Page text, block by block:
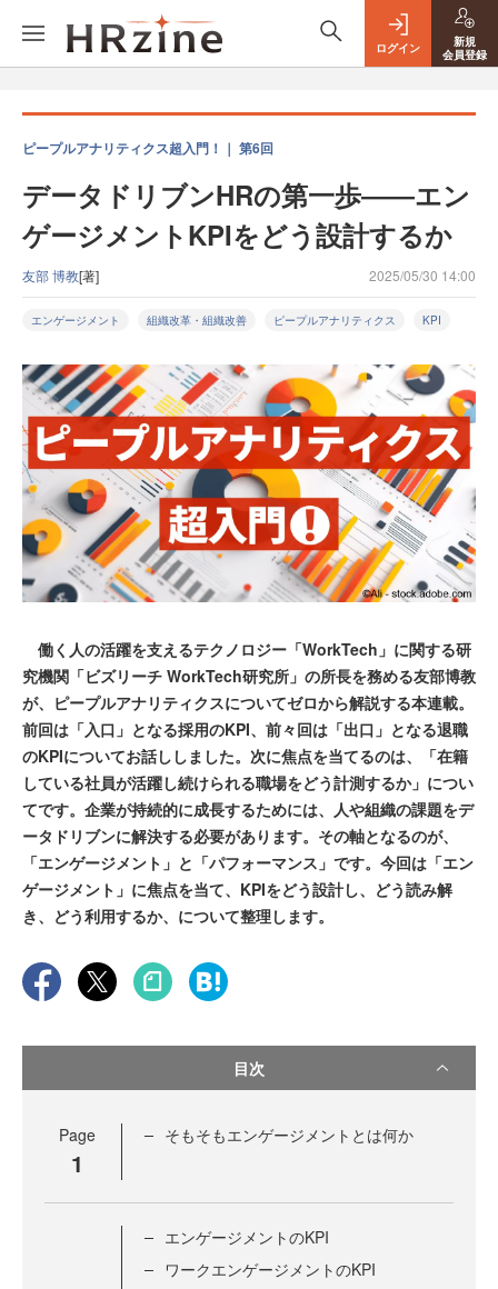
ログイン
新規
会員登録
ピープルアナリティクス超入門！｜ 第6回
データドリブンHRの第一歩――エン
ゲージメントKPIをどう設計するか
友部 博教[著] 2025/05/30 14:00
エンゲージメント 組織改革・組織改善 ピープルアナリティクス KPI
働く人の活躍を支えるテクノロジー「WorkTech」に関する研
究機関「ビズリーチ WorkTech研究所」の所長を務める友部博教
が、ピープルアナリティクスについてゼロから解説する本連載。
前回は「入口」となる採用のKPI、前々回は「出口」となる退職
のKPIについてお話ししました。次に焦点を当てるのは、「在籍
している社員が活躍し続けられる職場をどう計測するか」につい
てです。企業が持続的に成長するためには、人や組織の課題をデ
ータドリブンに解決する必要があります。その軸となるのが、
「エンゲージメント」と「パフォーマンス」です。今回は「エン
ゲージメント」に焦点を当て、KPIをどう設計し、どう読み解
き、どう利用するか、について整理します。
目次
Page
1
そもそもエンゲージメントとは何か
エンゲージメントのKPI
ワークエンゲージメントのKPI